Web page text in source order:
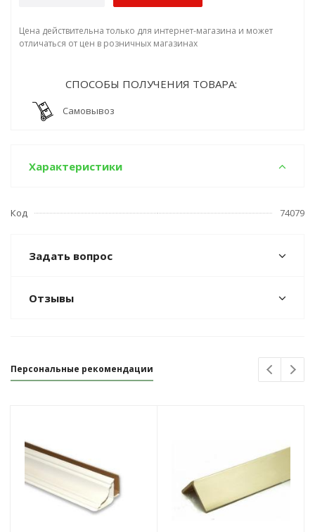
Цена действительна только для интернет-магазина и может
отличаться от цен в розничных магазинах
СПОСОБЫ ПОЛУЧЕНИЯ ТОВАРА:
Самовывоз
Характеристики
Код 74079
Задать вопрос
Отзывы
Персональные рекомендации